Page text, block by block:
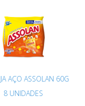
AÇO ASSOLAN 60G
8 UNIDADES